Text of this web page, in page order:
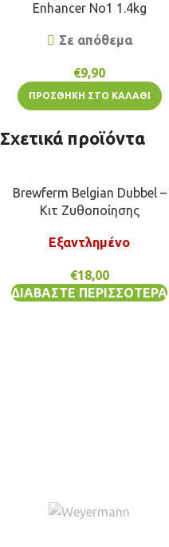
Enhancer No1 1.4kg
Σε απόθεμα
€9,90
ΠΡΟΣΘΉΚΗ ΣΤΟ ΚΑΛΆΘΙ
Σχετικά προϊόντα
Brewferm Belgian Dubbel –
Κιτ Ζυθοποίησης
Εξαντλημένο
€18,00
ΔΙΑΒΆΣΤΕ ΠΕΡΙΣΣΌΤΕΡΑ